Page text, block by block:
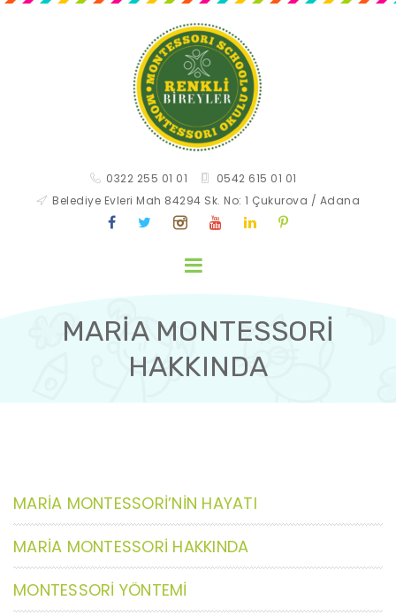
0322 255 01 01
0542 615 01 01
Belediye Evleri Mah 84294 Sk. No: 1 Çukurova / Adana
MARİA MONTESSORİ
HAKKINDA
MARİA MONTESSORİ’NİN HAYATI
MARİA MONTESSORİ HAKKINDA
MONTESSORİ YÖNTEMİ